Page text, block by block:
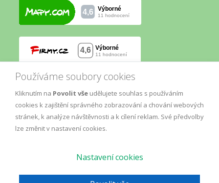
Používáme soubory cookies
Kliknutím na Povolit vše udělujete souhlas s používáním
cookies k zajištění správného zobrazování a chování webových
stránek, k analýze návštěvnosti a k cílení reklam. Své předvolby
lze změnit v nastavení cookies.
Nastavení cookies
Marketing, All Rights Reserved.